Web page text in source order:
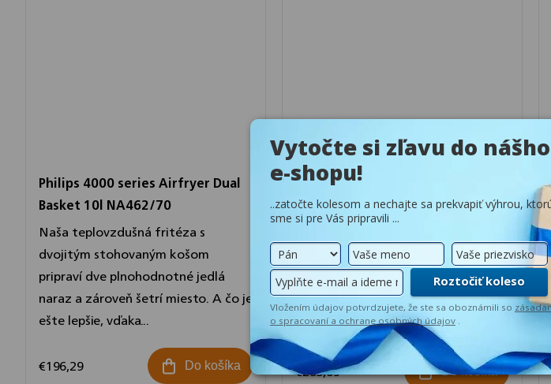
Philips 4000 series Airfryer Dual
Basket 10l NA462/70
€196,29 Do košíka
Naša teplovzdušná fritéza s
dvojitým stohovaným košom
pripraví dve plnohodnotné jedlá
naraz a zároveň šetrí miesto. A čo je
ešte lepšie, vďaka...
Philips 5000 Series Airfryer Dual
Basket s parným varením 9L
NA552/00
€233,69 Do košíka
Dva koše na vyprážanie, pečenie,
roastovanie a grilovanie, pričom
jeden je vybavený aj na varenie
v pare. Vychutnajte si dokonale
pripravené pokrmy...